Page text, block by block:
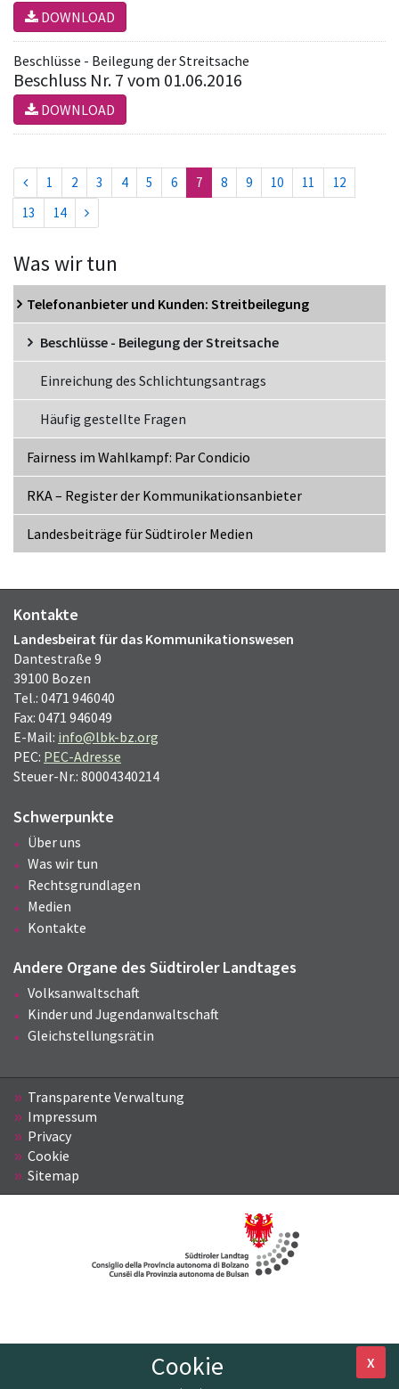
DOWNLOAD
Beschlüsse - Beilegung der Streitsache
Beschluss Nr. 7 vom 01.06.2016
DOWNLOAD
1 2 3 4 5 6 7(current)
8 9 10 11
12
13
14
Was wir tun
Telefonanbieter und Kunden: Streitbeilegung
Beschlüsse - Beilegung der Streitsache
Einreichung des Schlichtungsantrags
Häufig gestellte Fragen
Fairness im Wahlkampf: Par Condicio
RKA – Register der Kommunikationsanbieter
Landesbeiträge für Südtiroler Medien
Kontakte
Landesbeirat für das Kommunikationswesen
Dantestraße 9
39100 Bozen
Tel.: 0471 946040
Fax: 0471 946049
E-Mail: info@lbk-bz.org
PEC: PEC-Adresse
Steuer-Nr.: 80004340214
Schwerpunkte
Über uns
Was wir tun
Rechtsgrundlagen
Medien
Kontakte
Andere Organe des Südtiroler Landtages
Volksanwaltschaft
Kinder und Jugendanwaltschaft
Gleichstellungsrätin
Transparente Verwaltung
Impressum
Privacy
Cookie
Sitemap
X
Cookie